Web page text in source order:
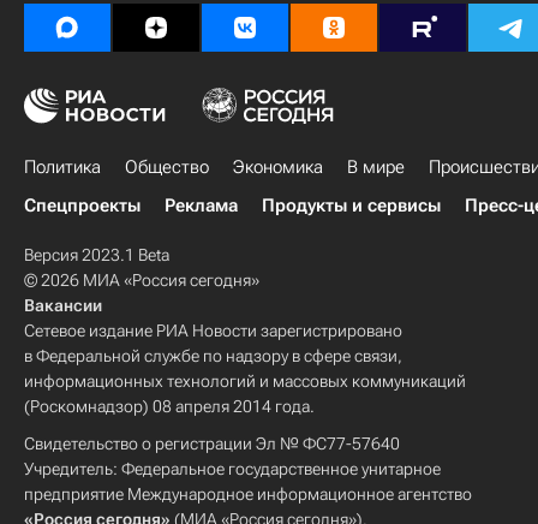
Политика Общество Экономика В мире
Спецпроекты
Реклама Продукты и сервисы Пресс-
Версия 2023.1 Beta
© 2026 МИА «Россия сегодня»
Вакансии
Сетевое издание РИА Новости зарегистрировано
в Федеральной службе по надзору в сфере связи,
информационных технологий и массовых коммуникаций
(Роскомнадзор) 08 апреля 2014 года.
Свидетельство о регистрации Эл № ФС77-57640
Учредитель: Федеральное государственное унитарное
предприятие Международное информационное агентство
«Россия сегодня» (МИА «Россия сегодня»).